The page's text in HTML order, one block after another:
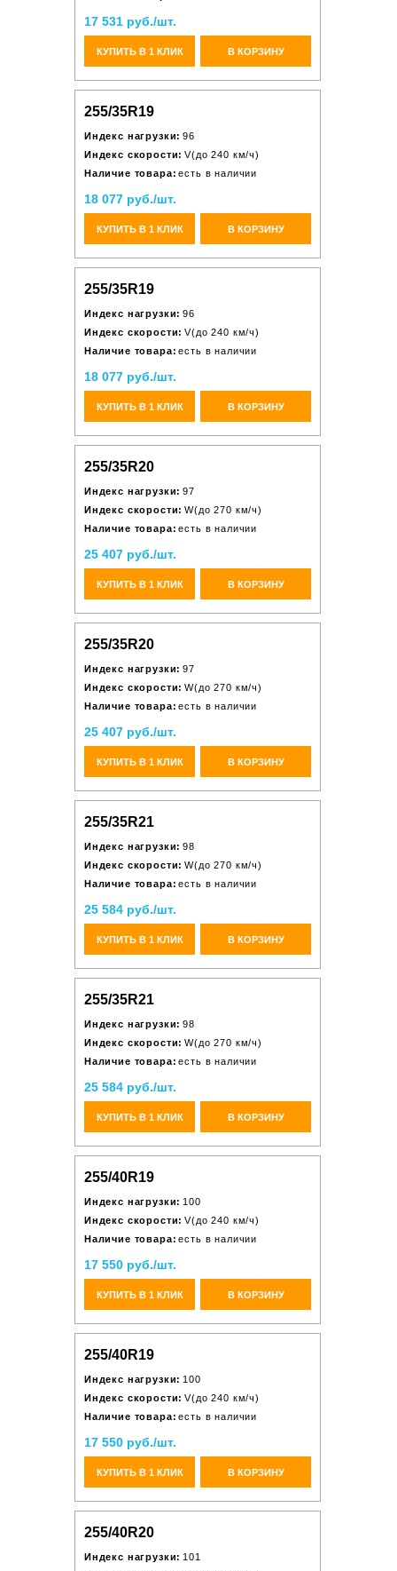
17 531 руб./шт.
КУПИТЬ В 1 КЛИК В КОРЗИНУ
255/35R19
Индекс нагрузки: 96
Индекс скорости: V(до 240 км/ч)
Наличие товара: есть в наличии
18 077 руб./шт.
КУПИТЬ В 1 КЛИК В КОРЗИНУ
255/35R19
Индекс нагрузки: 96
Индекс скорости: V(до 240 км/ч)
Наличие товара: есть в наличии
18 077 руб./шт.
КУПИТЬ В 1 КЛИК В КОРЗИНУ
255/35R20
Индекс нагрузки: 97
Индекс скорости: W(до 270 км/ч)
Наличие товара: есть в наличии
25 407 руб./шт.
КУПИТЬ В 1 КЛИК В КОРЗИНУ
255/35R20
Индекс нагрузки: 97
Индекс скорости: W(до 270 км/ч)
Наличие товара: есть в наличии
25 407 руб./шт.
КУПИТЬ В 1 КЛИК В КОРЗИНУ
255/35R21
Индекс нагрузки: 98
Индекс скорости: W(до 270 км/ч)
Наличие товара: есть в наличии
25 584 руб./шт.
КУПИТЬ В 1 КЛИК В КОРЗИНУ
255/35R21
Индекс нагрузки: 98
Индекс скорости: W(до 270 км/ч)
Наличие товара: есть в наличии
25 584 руб./шт.
КУПИТЬ В 1 КЛИК В КОРЗИНУ
255/40R19
Индекс нагрузки: 100
Индекс скорости: V(до 240 км/ч)
Наличие товара: есть в наличии
17 550 руб./шт.
КУПИТЬ В 1 КЛИК В КОРЗИНУ
255/40R19
Индекс нагрузки: 100
Индекс скорости: V(до 240 км/ч)
Наличие товара: есть в наличии
17 550 руб./шт.
КУПИТЬ В 1 КЛИК В КОРЗИНУ
255/40R20
Индекс нагрузки: 101